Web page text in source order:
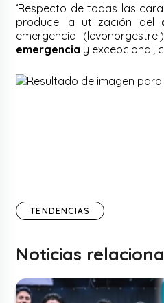
‘Respecto de todas las
produce la utilización del
emergencia
emergencia y excepcional;
TENDENCIAS
Noticias